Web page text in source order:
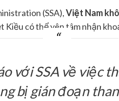
(SSA),Việt Nam
Kiều có thể yên tâm nhận
với SSA về việc
bị gián đoạn